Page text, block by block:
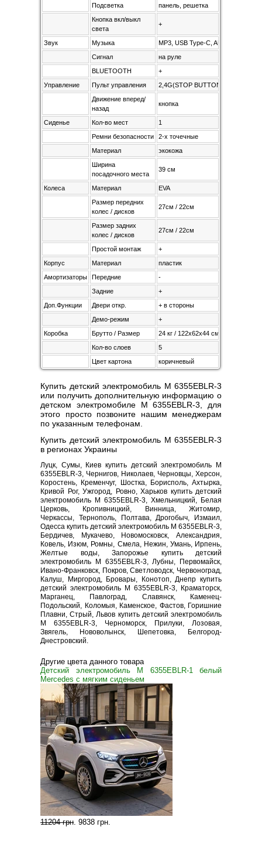
Подсветка
панель, решетка
Кнопка вкл/выкл
света
+
Звук Музыка
MP3, USB Type-C, AUX
Сигнал
на руле
BLUETOOTH
+
Управление
Пульт управления
2,4G(STOP BUTTON)
Движение вперед/
назад
кнопка
Сиденье Кол-во мест
1
Ремни безопасности
2-х точечные
Материал
экокожа
Ширина
посадочного места
39 см
Колеса Материал
EVA
Размер передних
колес / дисков
27см / 22см
Размер задних
колес / дисков
27см / 22см
Простой монтаж
+
Корпус
Материал
пластик
Амортизаторы
Передние
-
Задние
+
Доп.Функции
Двери откр.
+ в стороны
Демо-режим
+
Коробка
Брутто / Размер
24 кг / 122х62х44 см
Кол-во слоев
5
Цвет картона
коричневый
Купить детский электромобиль M 6355EBLR-3
или получить дополнительную информацию о
детском электромобиле M 6355EBLR-3, для
этого просто позвоните нашим менеджерам
по указанным телефонам.
Купить детский электромобиль M 6355EBLR-3
в регионах Украины
Луцк, Сумы, Киев купить детский электромобиль M
6355EBLR-3, Чернигов, Николаев, Черновцы, Херсон,
Коростень, Кременчуг, Шостка, Борисполь, Ахтырка,
Кривой Рог, Ужгород, Ровно, Харьков купить детский
электромобиль M 6355EBLR-3, Хмельницкий, Белая
Церковь, Кропивницкий, Винница, Житомир,
Черкассы, Тернополь, Полтава, Дрогобыч, Измаил,
Одесса купить детский электромобиль M 6355EBLR-3,
Бердичев, Мукачево, Новомосковск, Александрия,
Ковель, Изюм, Ромны, Смела, Нежин, Умань, Ирпень,
Желтые воды, Запорожье купить детский
электромобиль M 6355EBLR-3, Лубны, Первомайск,
Ивано-Франковск, Покров, Светловодск, Червоноград,
Калуш, Миргород, Бровары, Конотоп, Днепр купить
детский электромобиль M 6355EBLR-3, Краматорск,
Марганец, Павлоград, Славянск, Каменец-
Подольский, Коломыя, Каменское, Фастов, Горишние
Плавни, Стрый, Львов купить детский электромобиль
M 6355EBLR-3, Черноморск, Прилуки, Лозовая,
Звягель, Нововолынск, Шепетовка, Белгород-
Днестровский.
Другие цвета данного товара
Детский электромобиль M 6355EBLR-1 белый
Mercedes с мягким сиденьем
11204 грн. 9838 грн.